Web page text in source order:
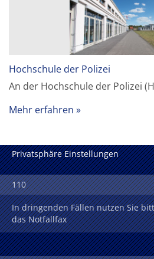
Hochschule der Polizei
An der Hochschule der Polizei
Mehr erfahren
Privatsphäre Einstellungen
110
In dringenden Fällen nutzen Sie
das Notfallfax